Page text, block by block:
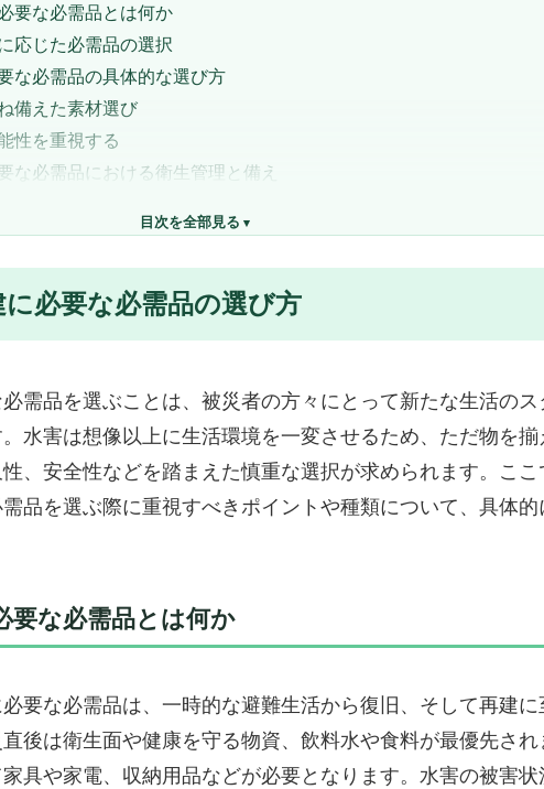
要な必需品とは何か
応じた必需品の選択
な必需品の具体的な選び方
備えた素材選び
性を重視する
な必需品における衛生管理と備え
ッズの活用
な必需品おすすめ17選
品セット「アイリスオーヤマ 防災リュック 2人用 67点セット」
おすすめ・おすすめできないポイント
要な必需品「防災のミカタ 防災セット 2人用 68点 大容量リュック
活再建まで、頼れる装備がぎっしり詰まった防災セット
にまとめているから、初めての防災準備にもぴったり
人におすすめ／逆におすすめできない人
い充実の防災セット
おすすめ
優れた設計で安心の備え
備えで生活再建をサポート「SAFETY PLUS 防災セット 2人用 21
目次を全部見る
必要な必需品の選び方
需品を選ぶことは、被災者の方々にとって新たな生活のス
水害は想像以上に生活環境を一変させるため、ただ物を揃
、安全性などを踏まえた慎重な選択が求められます。ここ
品を選ぶ際に重視すべきポイントや種類について、具体的
要な必需品とは何か
要な必需品は、一時的な避難生活から復旧、そして再建
後は衛生面や健康を守る物資、飲料水や食料が最優先され
具や家電、収納用品などが必要となります。水害の被害状